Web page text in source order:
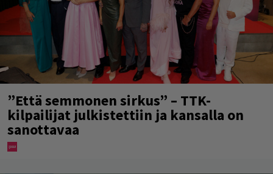
”Että semmonen sirkus” – TTK-
kilpailijat julkistettiin ja kansalla on
sanottavaa